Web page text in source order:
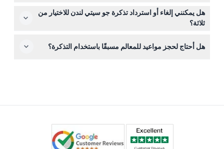
التذكرة تغطي فقط رسوم الدخول؛ الطعام، والمشروبات،
والإكراميات، والنقل، والإضافات الاختيارية في المعالم غير
مشمولة.
هل يمكنني إلغاء أو استرداد تذكرة جو سيتي لندن للاختيار من
ثلاثة؟
خططك قبل الحجز.
هل أحتاج لحجز مواعيد للمعالم مسبقًا باستخدام التذكرة؟